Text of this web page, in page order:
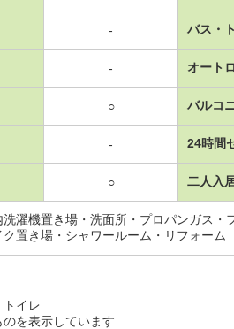
- バス・
- オート
○ バルコ
- 24時間
○ 二人入
濯機置き場・洗面所・プロパンガス
置き場・シャワールーム・リフォーム
トイレ
を表示しています